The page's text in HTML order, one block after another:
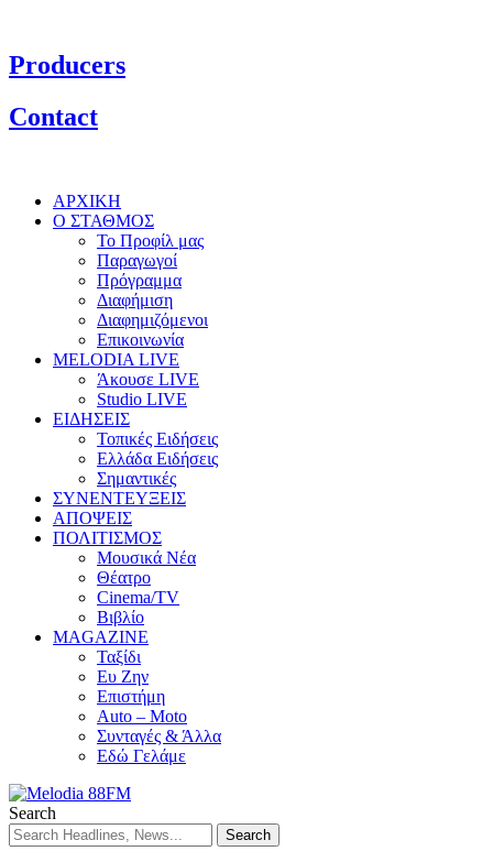
Producers
Contact
ΑΡΧΙΚΗ
Ο ΣΤΑΘΜΟΣ
Το Προφίλ μας
Παραγωγοί
Πρόγραμμα
Διαφήμιση
Διαφημιζόμενοι
Επικοινωνία
MELODIA LIVE
Άκουσε LIVE
Studio LIVE
ΕΙΔΗΣΕΙΣ
Τοπικές Ειδήσεις
Ελλάδα Ειδήσεις
Σημαντικές
ΣΥΝΕΝΤΕΥΞΕΙΣ
ΑΠΟΨΕΙΣ
ΠΟΛΙΤΙΣΜΟΣ
Μουσικά Νέα
Θέατρο
Cinema/TV
Βιβλίο
MAGAZINE
Ταξίδι
Ευ Ζην
Επιστήμη
Auto – Moto
Συνταγές & Άλλα
Εδώ Γελάμε
Search